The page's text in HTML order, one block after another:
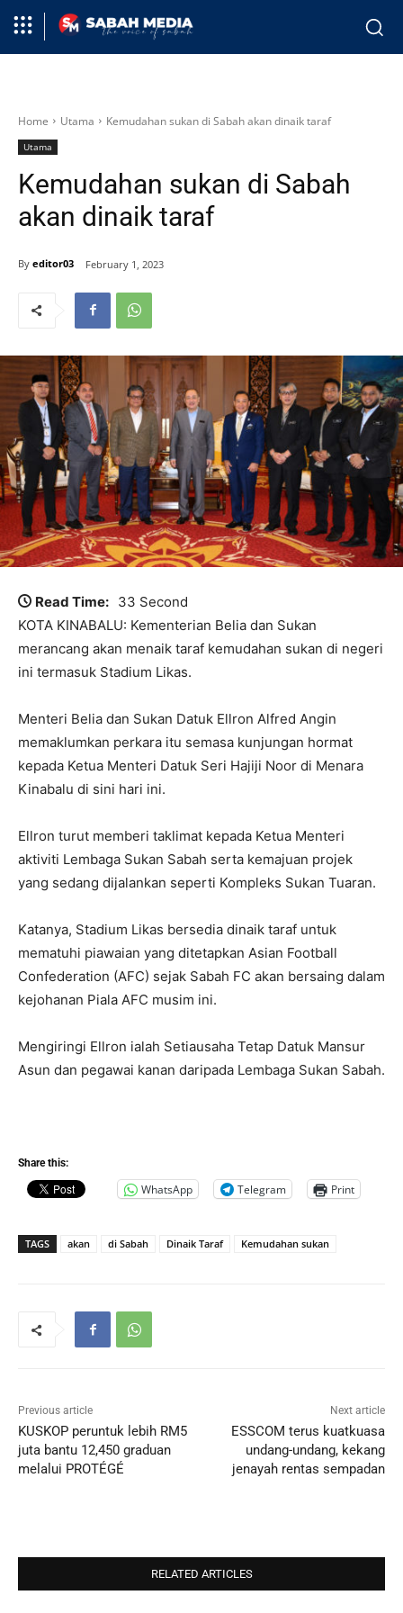
Home Utama Kemudahan sukan di Sabah akan dinaik taraf
Utama
Kemudahan sukan di Sabah
akan dinaik taraf
By editor03 February 1, 2023
Read Time: 33 Second
KOTA KINABALU: Kementerian Belia dan Sukan
merancang akan menaik taraf kemudahan sukan di negeri
ini termasuk Stadium Likas.
Menteri Belia dan Sukan Datuk Ellron Alfred Angin
memaklumkan perkara itu semasa kunjungan hormat
kepada Ketua Menteri Datuk Seri Hajiji Noor di Menara
Kinabalu di sini hari ini.
Ellron turut memberi taklimat kepada Ketua Menteri
aktiviti Lembaga Sukan Sabah serta kemajuan projek
yang sedang dijalankan seperti Kompleks Sukan Tuaran.
Katanya, Stadium Likas bersedia dinaik taraf untuk
mematuhi piawaian yang ditetapkan Asian Football
Confederation (AFC) sejak Sabah FC akan bersaing dalam
kejohanan Piala AFC musim ini.
Mengiringi Ellron ialah Setiausaha Tetap Datuk Mansur
Asun dan pegawai kanan daripada Lembaga Sukan Sabah.
Share this:
WhatsApp Telegram Print
TAGS akan di Sabah Dinaik Taraf Kemudahan sukan
Previous article
KUSKOP peruntuk lebih RM5
juta bantu 12,450 graduan
melalui PROTÉGÉ
Next article
ESSCOM terus kuatkuasa
undang-undang, kekang
jenayah rentas sempadan
RELATED ARTICLES